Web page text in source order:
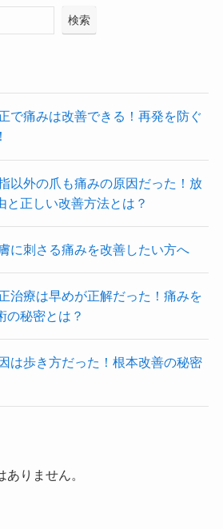
検索
で痛みは改善できる！再発を防ぐ
以外の爪も痛みの原因だった！放
と正しい改善方法とは？
に刺さる痛みを改善したい方へ
治療は早めが正解だった！痛みを
の秘密とは？
は歩き方だった！根本改善の秘密
りません。